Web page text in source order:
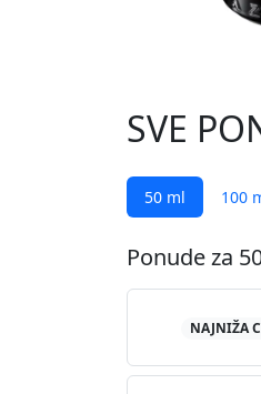
SVE
50 ml 100
Ponude za
NAJNIŽA